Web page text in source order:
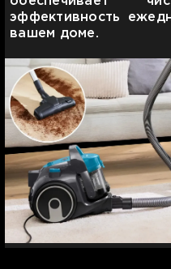
эффективность
вашем доме.